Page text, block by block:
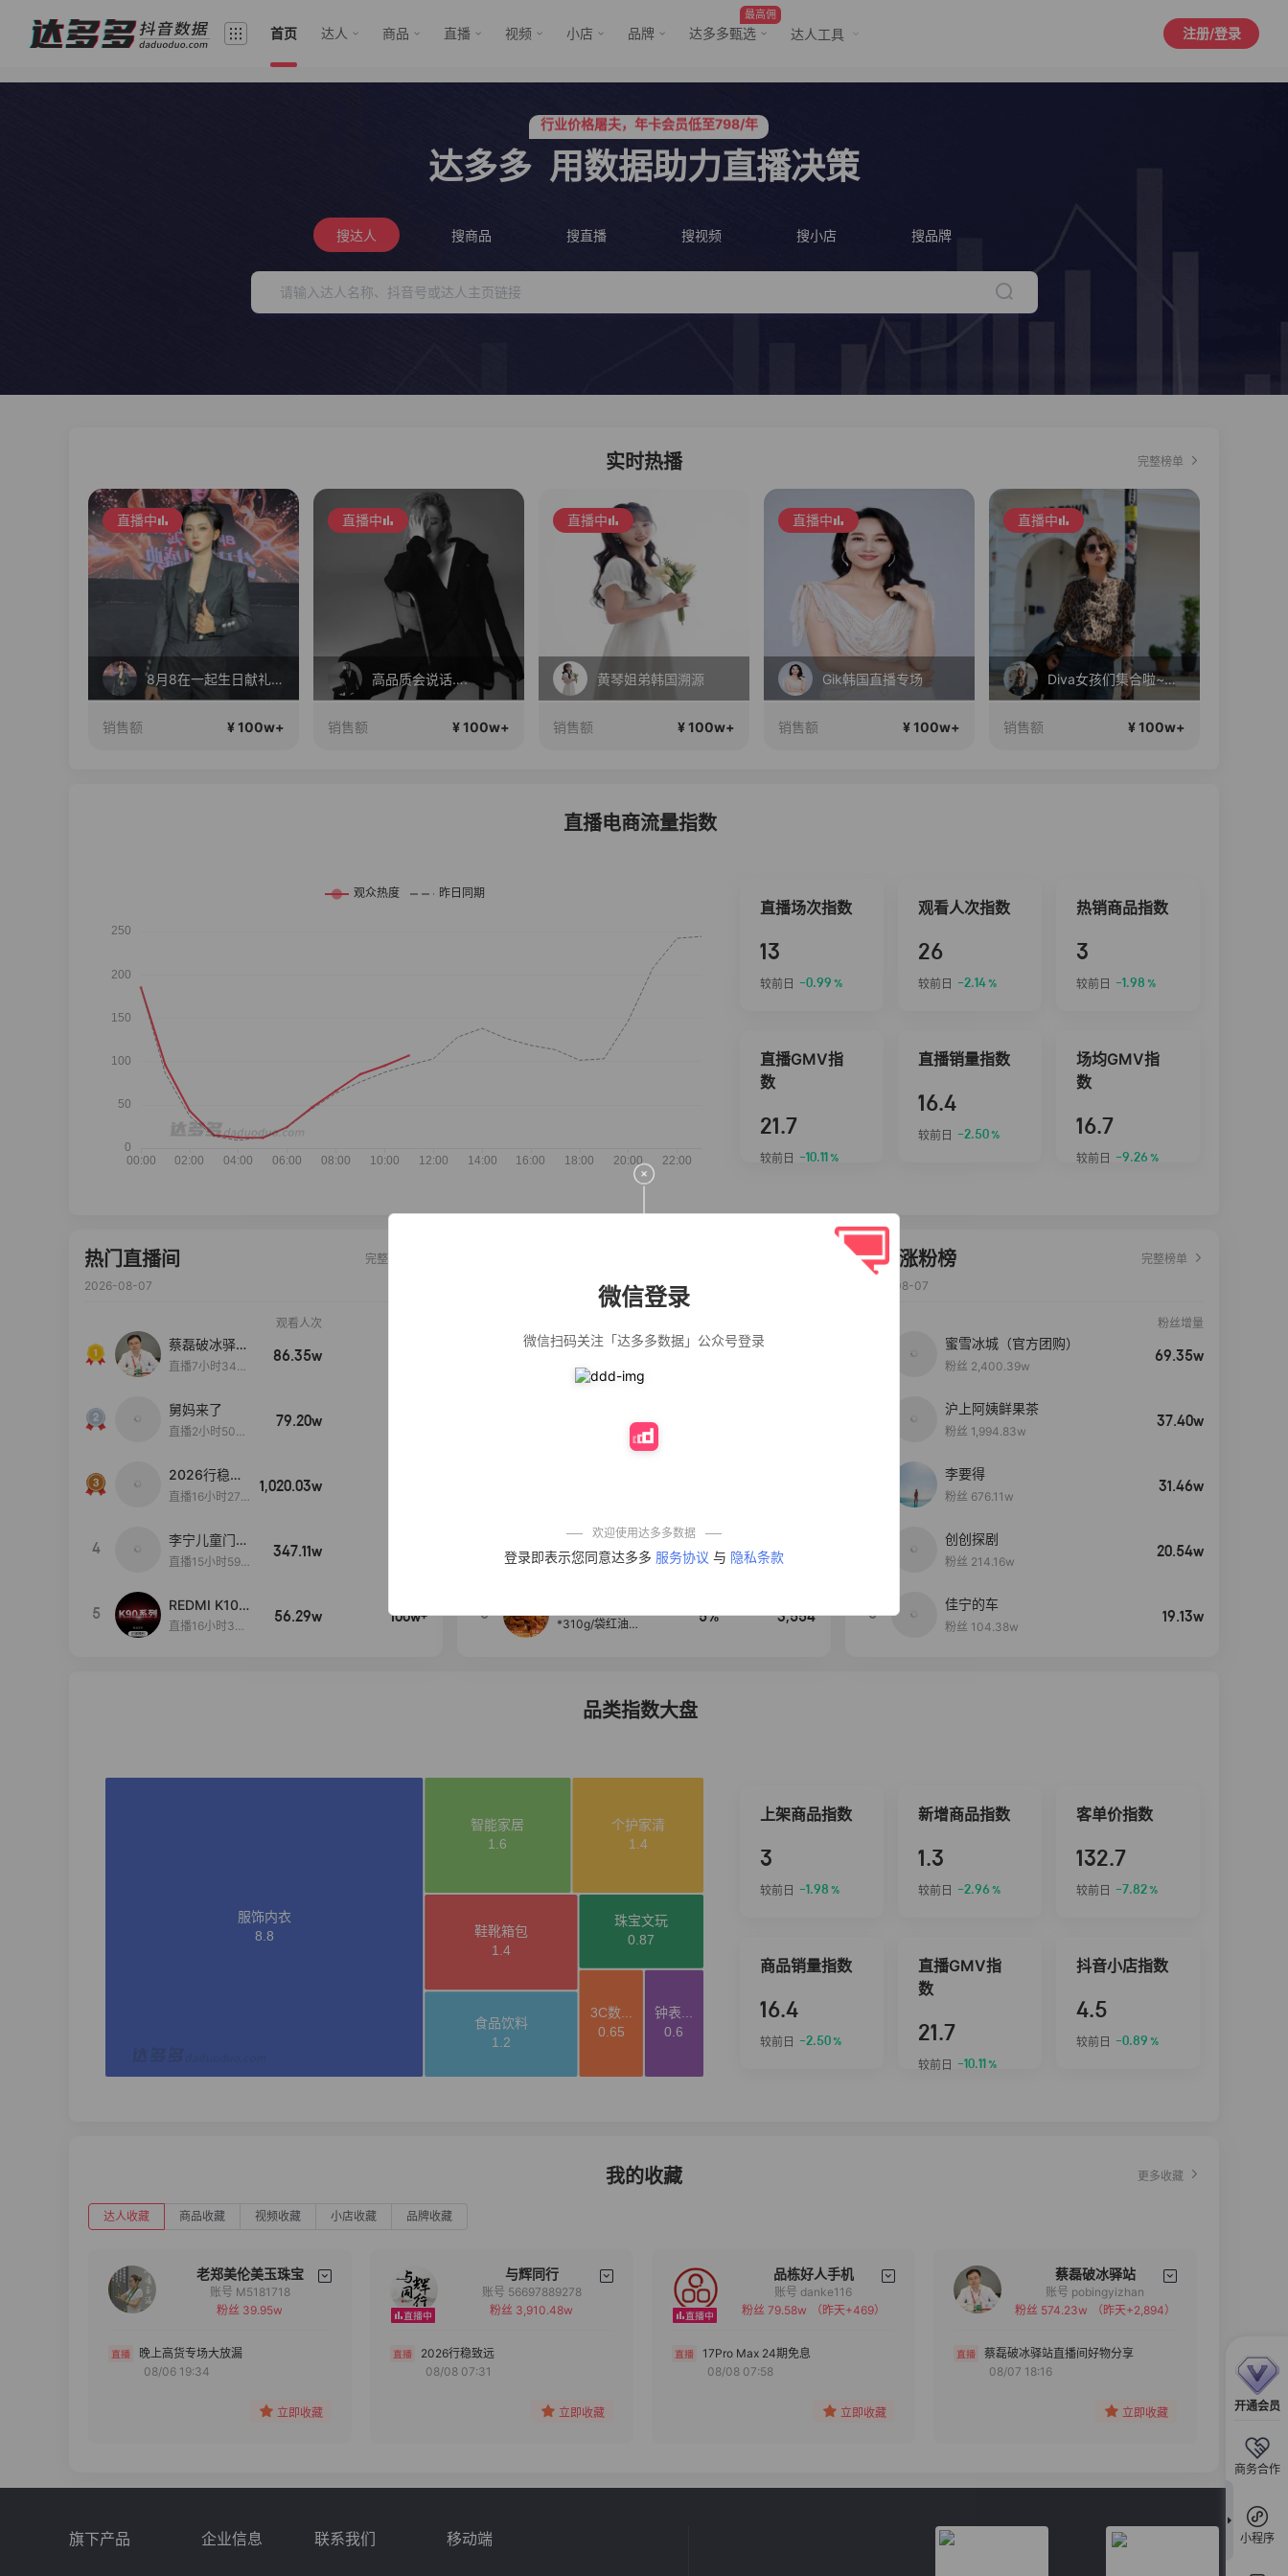
首页 达人 商品 直播 视频 小店 品牌
最高佣
达多多甄选 达人工具 注册/登录
开通会员
商务合作
小程序
微信登录
微信扫码关注「达多多数据」公众号登录
欢迎使用达多多数据
登录即表示您同意达多多 服务协议 与 隐私条款
服务三只羊、董先生等行业头部客户
行业价格屠夫，年卡会员低至798/年
服务三只羊、董先生等行业头部客户
达多多 用数据助力直播决策
搜达人 搜商品 搜直播 搜视频 搜小店 搜品牌
实时热播 完整榜单
直播中
8月8在一起生日献礼盛典
销售额 ¥ 100w+
直播中
高品质会说话….
销售额 ¥ 100w+
直播中
黄琴姐弟韩国溯源
销售额 ¥ 100w+
直播中
Gik韩国直播专场
销售额 ¥ 100w+
直播中
Diva女孩们集合啦~意大利料特产来啦！
销售额 ¥ 100w+
直播电商流量指数
直播场次指数
13
较前日 -0.99 %
观看人次指数
26
较前日 -2.14%
热销商品指数
3
较前日 -1.98 %
直播GMV指
数
21.7
较前日 -10.11 %
直播销量指数
16.4
较前日 -2.50%
场均GMV指
数
16.7
较前日 -9.26 %
热门直播间
完整榜单
2026-08-07
观看人次
蔡磊破冰驿站
直播间好物分
直播7小时34分
86.35w
舅妈来了
直播2小时50分
79.20w
2026行稳致
远
直播16小时27
1,020.03w
4
李宁儿童门店
爆款赤兔8pr
了，全网销冠
刷新历史底价
直播15小时59
347.11w
5
REDMI K100
Pro系列新品
直播16小时37
56.29w 100w+
公仔牌顽渍净洗
污渍除菌除螨3倍
净厨房油烟机去
重油污去油王污
免煮开袋即食劲
艾草抽绳式免撕
垃圾袋大号特厚
50% 3,640
5
*310g/袋红油麻
5% 3,554
达人涨粉榜
完整榜单
2026-08-07
粉丝增量
蜜雪冰城（官方团购）
粉丝 2,400.39w
69.35w
沪上阿姨鲜果茶
粉丝 1,994.83w
37.40w
李要得
粉丝 676.11w
31.46w
创创探剧
粉丝 214.16w
20.54w
5
佳宁的车
粉丝 104.38w
19.13w
品类指数大盘
上架商品指数
3
较前日 -1.98 %
新增商品指数
1.3
较前日 -2.96 %
客单价指数
132.7
较前日 -7.82%
商品销量指数
16.4
较前日 -2.50%
直播GMV指
数
21.7
较前日 -10.11 %
抖音小店指数
4.5
较前日 -0.89 %
我的收藏 更多收藏
达人收藏 商品收藏 视频收藏 小店收藏 品牌收藏
老郑美伦美玉珠宝
备注
分组
账号 M5181718
粉丝 39.95w
晚上高货专场大放漏
08/06 19:34
立即收藏
与辉同行
备注
账号 56697889278
粉丝 3,910.48w
2026行稳致远
08/08 07:31
立即收藏
品栋好人手机
备注
分组
账号 danke116
粉丝 79.58w
（昨天+469）
17Pro Max 24期免息
08/08 07:58
立即收藏
蔡磊破冰驿站
备注
分组
账号 pobingyizhan
粉丝 574.23w
（昨天+2,894）
蔡磊破冰驿站直播间好物分享
08/07 18:16
立即收藏
旗下产品 企业信息 联系我们 移动端